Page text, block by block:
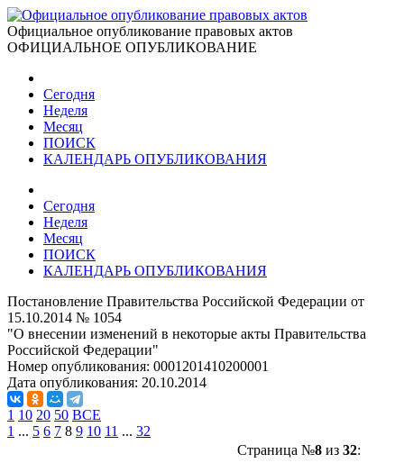
Официальное опубликование правовых актов
ОФИЦИАЛЬНОЕ ОПУБЛИКОВАНИЕ
Сегодня
Неделя
Месяц
ПОИСК
КАЛЕНДАРЬ ОПУБЛИКОВАНИЯ
Сегодня
Неделя
Месяц
ПОИСК
КАЛЕНДАРЬ ОПУБЛИКОВАНИЯ
Постановление Правительства Российской Федерации от
15.10.2014 № 1054
"О внесении изменений в некоторые акты Правительства
Российской Федерации"
Номер опубликования: 0001201410200001
Дата опубликования: 20.10.2014
1 10 20 50 ВСЕ
1 ... 5 6 7 8 9 10 11 ... 32
Страница №8из 32: